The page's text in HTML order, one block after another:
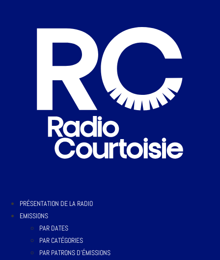
PRÉSENTATION DE LA RADIO
EMISSIONS
PAR DATES
PAR CATÉGORIES
PAR PATRONS D’ÉMISSIONS